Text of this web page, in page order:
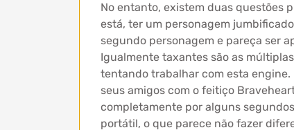
No entanto, existem duas questões
está, ter um personagem
segundo personagem e pareça ser
Igualmente taxantes são as
tentando trabalhar com esta
seus amigos com o feitiço
completamente por alguns
portátil, o que parece não fazer